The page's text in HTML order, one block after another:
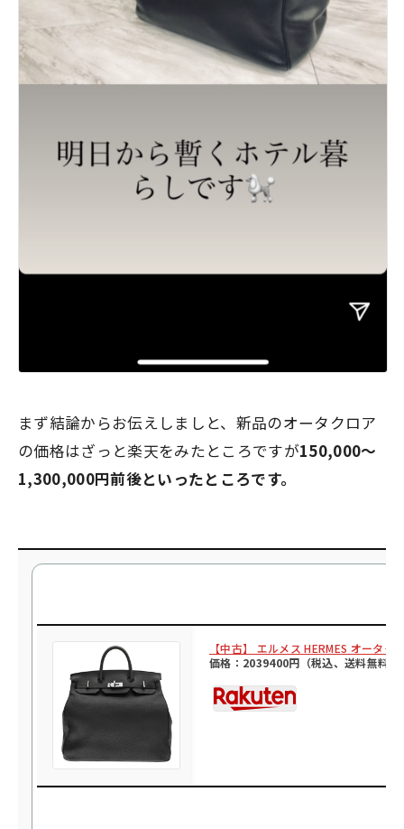
まず結論からお伝えしましと、新品のオータクロア
の価格はざっと楽天をみたところですが150,000～
1,300,000円前後といったところです。
【中古】 エルメス HERMES オータ
価格：2039400円（税込、送料無料)